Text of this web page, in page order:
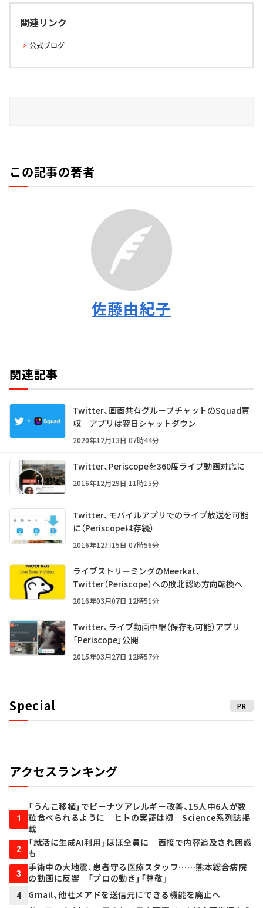
関連リンク
公式ブログ
この記事の著者
佐藤由紀子
関連記事
Twitter、画面共有グループチャットのSquad買
収 アプリは翌日シャットダウン
2020年12月13日 07時44分
Twitter、Periscopeを360度ライブ動画対応に
2016年12月29日 11時15分
Twitter、モバイルアプリでのライブ放送を可能
に（Periscopeは存続）
2016年12月15日 07時56分
ライブストリーミングのMeerkat、
Twitter（Periscope）への敗北認め方向転換へ
2016年03月07日 12時51分
Twitter、ライブ動画中継（保存も可能）アプリ
「Periscope」公開
2015年03月27日 12時57分
Special PR
アクセスランキング
1
「うんこ移植」でピーナツアレルギー改善、15人中6人が数
粒食べられるように ヒトの実証は初 Science系列誌掲
載
2
「就活に生成AI利用」ほぼ全員に 面接で内容追及され困惑
も
3
手術中の大地震、患者守る医療スタッフ……熊本総合病院
の動画に反響 「プロの動き」「尊敬」
4 Gmail、他社メアドを送信元にできる機能を廃止へ